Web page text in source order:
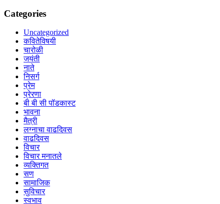
Categories
Uncategorized
कवितेविषयी
चारोळी
जयंती
नाते
निसर्ग
प्रेम
प्रेरणा
बी बी सी पॉडकास्ट
भावना
मैत्री
लग्नाचा वाढदिवस
वाढदिवस
विचार
विचार मनातले
व्यक्तिगत
सण
सामाजिक
सुविचार
स्वभाव